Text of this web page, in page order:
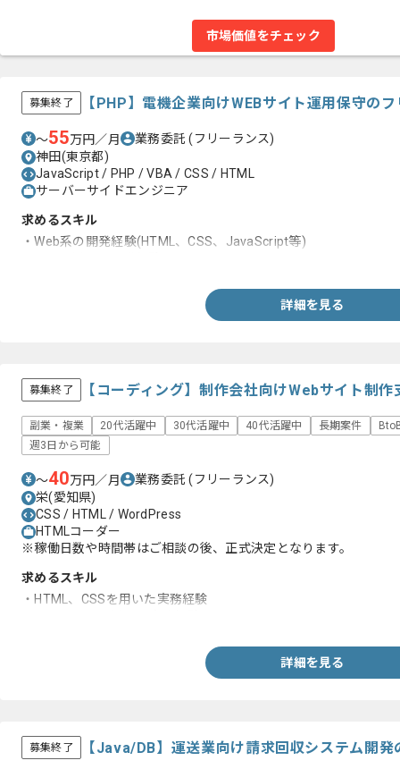
市場価値をチェック
募集終了 【PHP】電機企業向けWEBサイト運用保守の
〜55万円／月 業務委託(フリーランス)
神田(東京都)
JavaScript / PHP / VBA / CSS / HTML
サーバーサイドエンジニア
求めるスキル
・Web系の開発経験(HTML、CSS、JavaScript等)
詳細を見る
募集終了 【コーディング】制作会社向けWebサイト制
副業・複業 20代活躍中 30代活躍中 40代活躍中 長期案件
週3日から可能
〜40万円／月 業務委託(フリーランス)
栄(愛知県)
CSS / HTML / WordPress
HTMLコーダー
※稼働日数や時間帯はご相談の後、正式決定となります。
求めるスキル
・HTML、CSSを用いた実務経験
詳細を見る
募集終了 【Java/DB】運送業向け請求回収システム開